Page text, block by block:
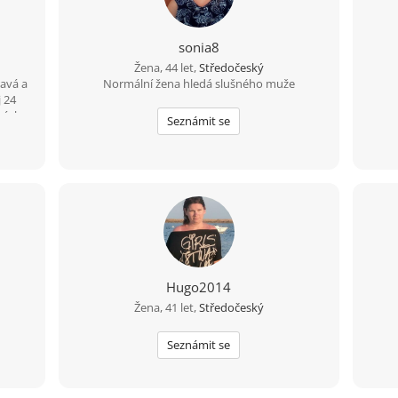
a
24
sonia8
Žena, 44 let,Středočeský
Normální žena hledá slušného muže
Seznámit se
Hugo2014
Žena, 41 let,Středočeský
Seznámit se